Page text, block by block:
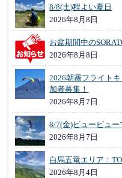
8/8(土)程よい夏日
2026年8月8日
お盆期間中の
2026年8月8日
2026朝霧フライト
加者募集！
2026年8月7日
8/7(金)ビュービュー
2026年8月7日
白馬五竜エリア：
2026年8月4日